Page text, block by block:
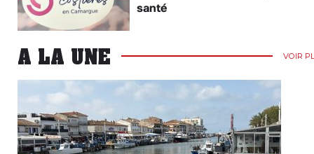
santé
A LA UNE VOIR